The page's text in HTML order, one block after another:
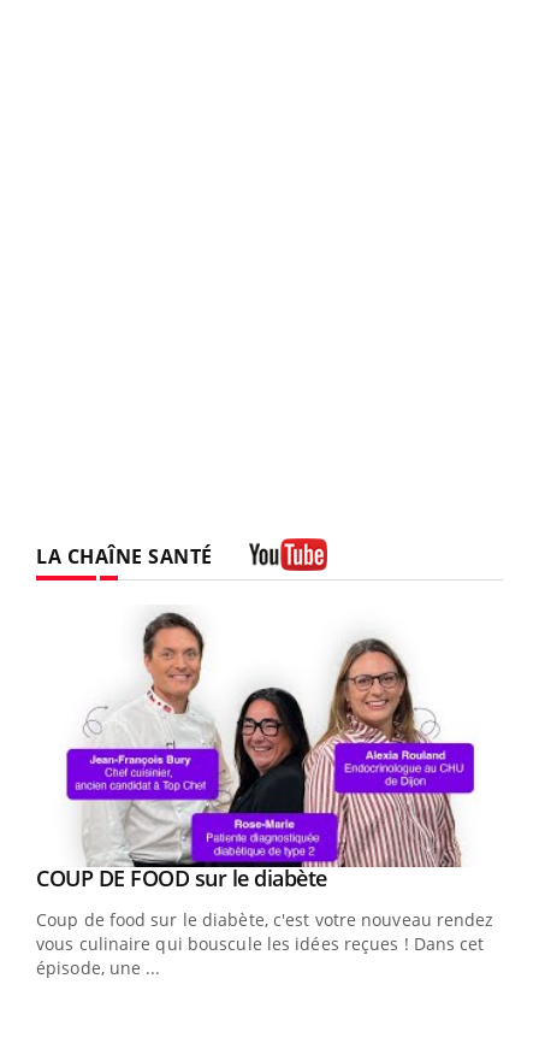
LA CHAÎNE SANTÉ
Youtube
COUP DE FOOD sur le diabèteYoutube
Coup de food sur le diabète, c'est votre nouveau rendez-
vous culinaire qui bouscule les idées reçues ! Dans cet
épisode, une ...